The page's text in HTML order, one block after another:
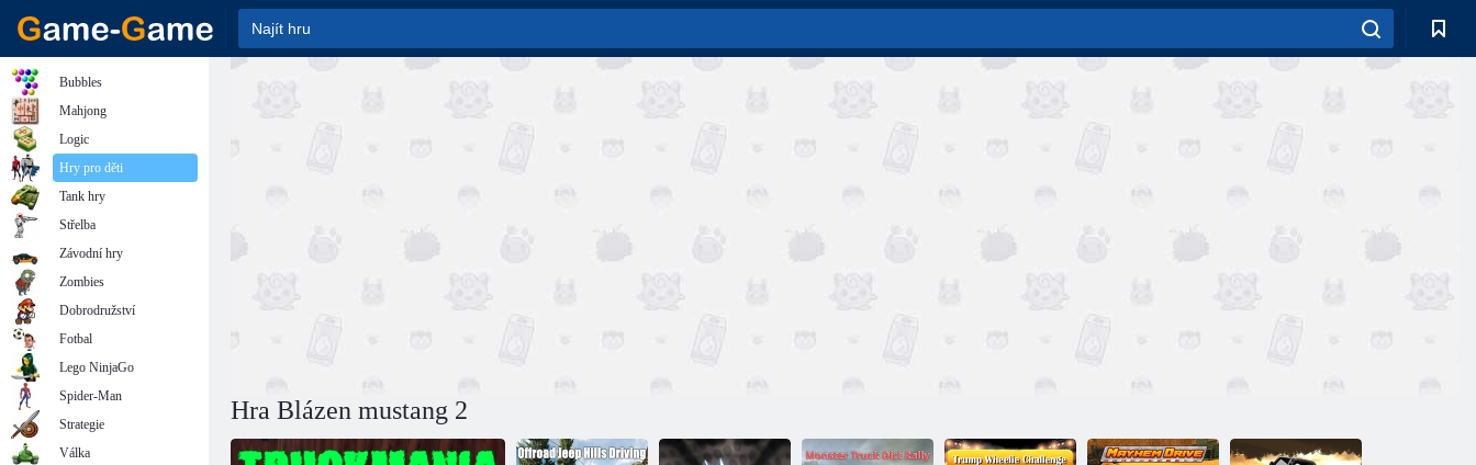
Hra Blázen mustang 2
Bubbles
Mahjong
Logic
Hry pro děti
Tank hry
Střelba
Závodní hry
Zombies
Dobrodružství
Fotbal
Lego NinjaGo
Spider-Man
Strategie
Válka